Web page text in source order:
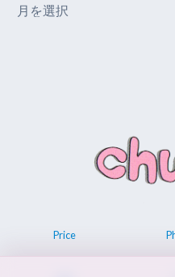
ー
Price